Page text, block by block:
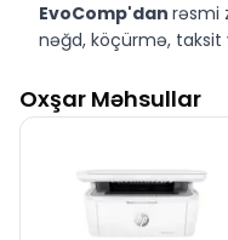
EvoComp'dan rəsmi
nəğd, köçürmə, taksit
Oxşar Məhsullar